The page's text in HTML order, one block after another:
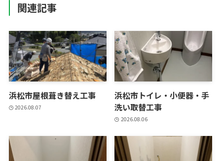
関連記事
浜松市屋根葺き替え工事
2026.08.07
浜松市トイレ・小便器・手
洗い取替工事
2026.08.06